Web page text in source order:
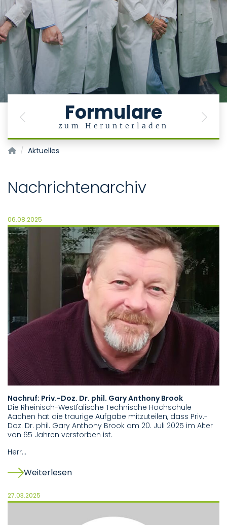
Formulare
zum Herunterladen
Previous Next
Institut für Neuropathologie
Aktuelles
Nachrichtenarchiv
06.08.2025
Nachruf: Priv.-Doz. Dr. phil. Gary Anthony Brook
Die Rheinisch-Westfälische Technische Hochschule
Aachen hat die traurige Aufgabe mitzuteilen, dass Priv.-
Doz. Dr. phil. Gary Anthony Brook am 20. Juli 2025 im Alter
von 65 Jahren verstorben ist.
Herr…
Weiterlesen
27.03.2025